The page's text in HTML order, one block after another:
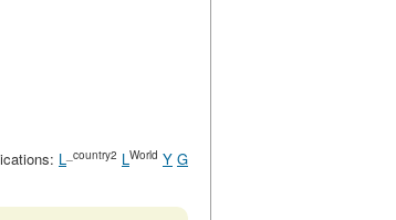
L _country2 LWorld Y G